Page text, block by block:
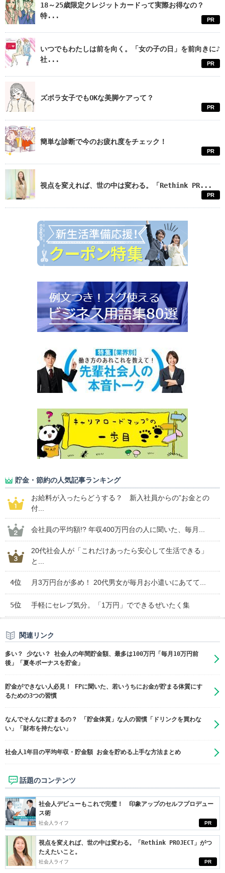
18～25歳限定クレジットカードって実際お得なの？
特...
PR
いつでもわたしは前を向く。「女の子の日」を前向きに♪
社...
PR
ズボラ女子でもOKな美脚ケアって？
PR
簡単な診断で今のお疲れ度をチェック！
PR
視点を変えれば、世の中は変わる。「Rethink PR...
PR
貯金・節約の人気記事ランキング
お給料が入ったらどうする？ 新入社員からの”お金との
付...
会社員の平均額!? 年収400万円台の人に聞いた、毎月...
20代社会人が「これだけあったら安心して生活できる」
と...
4位 月3万円台が多め！ 20代男女が毎月お小遣いにあてて...
5位 手軽にセレブ気分。「1万円」でできるぜいたく集
関連リンク
多い？ 少ない？ 社会人の年間貯金額、最多は100万円「毎月10万円前
後」「夏冬ボーナスを貯金」
貯金ができない人必見！ FPに聞いた、若いうちにお金が貯まる体質にす
るための3つの習慣
なんでそんなに貯まるの？ 「貯金体質」な人の習慣「ドリンクを買わな
い」「財布を持たない」
社会人1年目の平均年収・貯金額 お金を貯める上手な方法まとめ
話題のコンテンツ
PR
社会人デビューもこれで完璧！ 印象アップのセルフプロデュー
ス術
社会人ライフ
PR
視点を変えれば、世の中は変わる。「Rethink PROJECT」がつ
たえたいこと。
社会人ライフ